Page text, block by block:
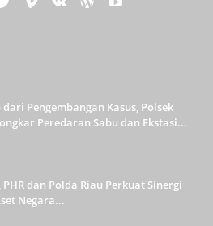
Pengembangan Kasus, Polsek
Peredaran Sabu dan Ekstasi...
PHR dan Polda Riau Perkuat Sinergi
Negara...